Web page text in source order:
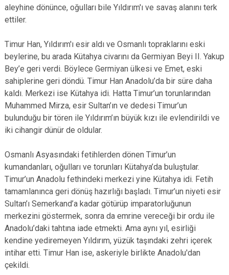
aleyhine dönünce, oğulları bile Yıldırım'ı ve savaş alanını terk
ettiler.
Timur Han, Yıldırım'ı esir aldı ve Osmanlı topraklarını eski
beylerine, bu arada Kütahya civarını da Germiyan Beyi II. Yakup
Bey’e geri verdi. Böylece Germiyan ülkesi ve Emet, eski
sahiplerine geri döndü. Timur Han Anadolu’da bir süre daha
kaldı. Merkezi ise Kütahya idi. Hatta Timur’un torunlarından
Muhammed Mirza, esir Sultan’ın ve dedesi Timur’un
bulunduğu bir tören ile Yıldırım’ın büyük kızı ile evlendirildi ve
iki cihangir dünür de oldular.
Osmanlı Asyasındaki fetihlerden dönen Timur’un
kumandanları, oğulları ve torunları Kütahya’da buluştular.
Timur’un Anadolu fethindeki merkezi yine Kütahya idi. Fetih
tamamlanınca geri dönüş hazırlığı başladı. Timur’un niyeti esir
Sultan’ı Semerkand’a kadar götürüp imparatorluğunun
merkezini göstermek, sonra da emrine vereceği bir ordu ile
Anadolu’daki tahtına iade etmekti. Ama aynı yıl, esirliği
kendine yediremeyen Yıldırım, yüzük taşındaki zehri içerek
intihar etti. Timur Han ise, askeriyle birlikte Anadolu'dan
çekildi.